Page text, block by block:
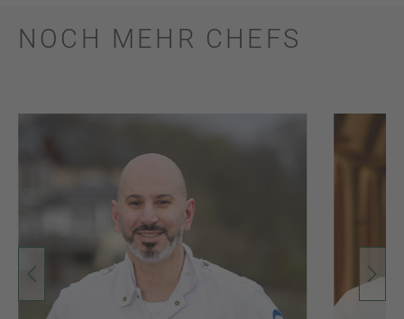
NOCH MEHR CHEFS